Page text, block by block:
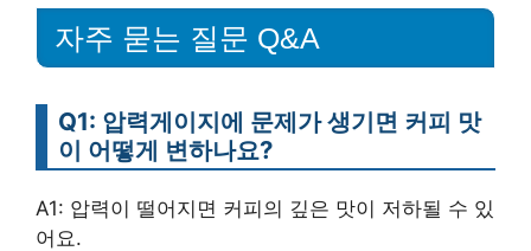
자주 묻는 질문 Q&A
Q1: 압력게이지에 문제가 생기면 커피 맛
이 어떻게 변하나요?
A1: 압력이 떨어지면 커피의 깊은 맛이 저하될 수 있
어요.